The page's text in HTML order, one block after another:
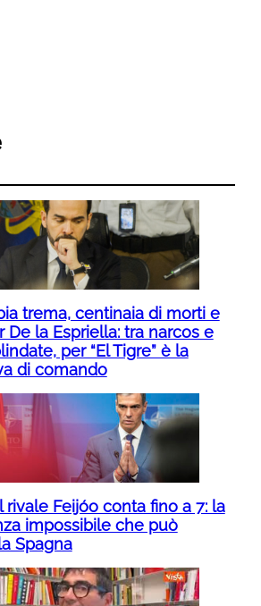
trema, centinaia di morti e
De la Espriella: tra narcos e
per “El Tigre” è la
di comando
rivale Feijóo conta fino a 7: la
impossibile che può
Spagna